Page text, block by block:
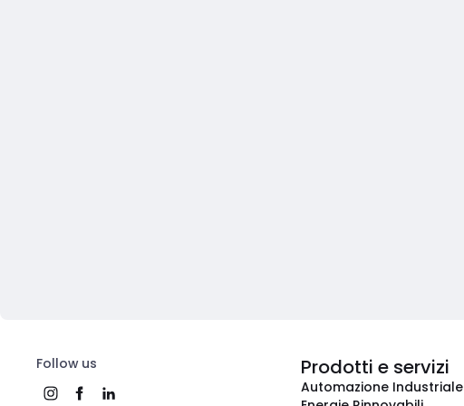
Follow us Prodotti e servizi
Automazione Industriale